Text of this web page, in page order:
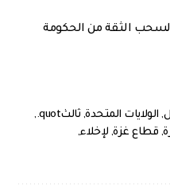
لسحب الثقة من الحكومة
, الولايات المتحدة, ثالثquot.
,
, قطاع غزة, لإخلاء,